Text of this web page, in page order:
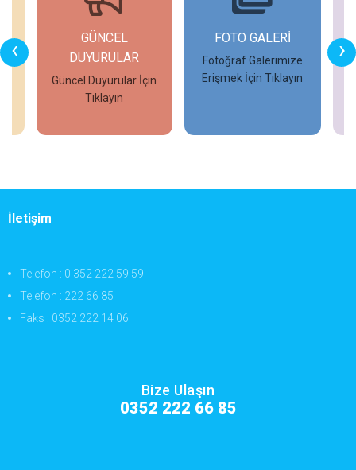
‹ ›
GÜNCEL
DUYURULAR
Güncel Duyurular İçin
Tıklayın
İncele
FOTO GALERİ
Fotoğraf Galerimize
Erişmek İçin Tıklayın
İletişim
Telefon : 0 352 222 59 59
Telefon : 222 66 85
Faks : 0352 222 14 06
Bize Ulaşın
0352 222 66 85